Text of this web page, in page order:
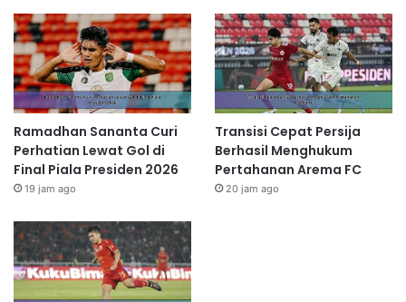
Ramadhan Sananta Curi
Perhatian Lewat Gol di
Final Piala Presiden 2026
19 jam ago
Transisi Cepat Persija
Berhasil Menghukum
Pertahanan Arema FC
20 jam ago